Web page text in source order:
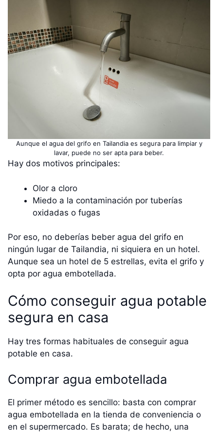
Aunque el agua del grifo en Tailandia es segura para limpiar y
lavar, puede no ser apta para beber.
Hay dos motivos principales:
Olor a cloro
Miedo a la contaminación por tuberías
oxidadas o fugas
Por eso, no deberías beber agua del grifo en
ningún lugar de Tailandia, ni siquiera en un hotel.
Aunque sea un hotel de 5 estrellas, evita el grifo y
opta por agua embotellada.
Cómo conseguir agua potable
segura en casa
Hay tres formas habituales de conseguir agua
potable en casa.
Comprar agua embotellada
El primer método es sencillo: basta con comprar
agua embotellada en la tienda de conveniencia o
en el supermercado. Es barata; de hecho, una